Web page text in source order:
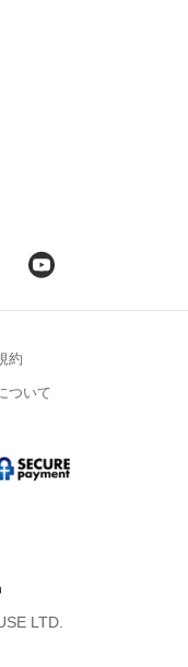
LTD.
約
ついて